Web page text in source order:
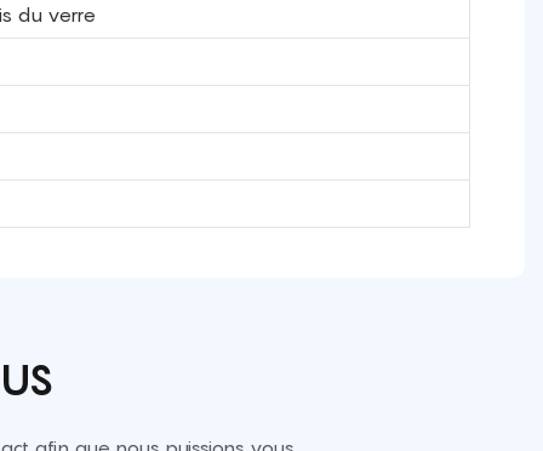
du verre